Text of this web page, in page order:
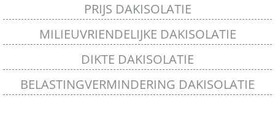
PRIJS DAKISOLATIE
MILIEUVRIENDELIJKE DAKISOLATIE
DIKTE DAKISOLATIE
BELASTINGVERMINDERING DAKISOLATIE